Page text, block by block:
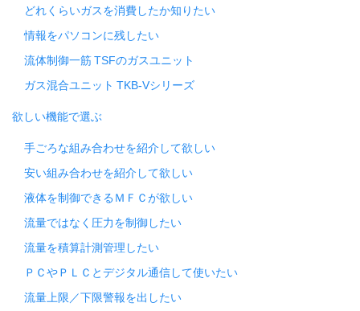
どれくらいガスを消費したか知りたい
情報をパソコンに残したい
流体制御一筋 TSFのガスユニット
ガス混合ユニット TKB-Vシリーズ
欲しい機能で選ぶ
手ごろな組み合わせを紹介して欲しい
安い組み合わせを紹介して欲しい
液体を制御できるＭＦＣが欲しい
流量ではなく圧力を制御したい
流量を積算計測管理したい
ＰＣやＰＬＣとデジタル通信して使いたい
流量上限／下限警報を出したい